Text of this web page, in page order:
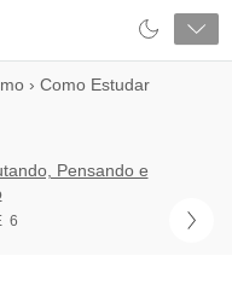
› Como Estudar
Pensando e
6